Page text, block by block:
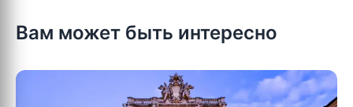
Вам может быть интересно